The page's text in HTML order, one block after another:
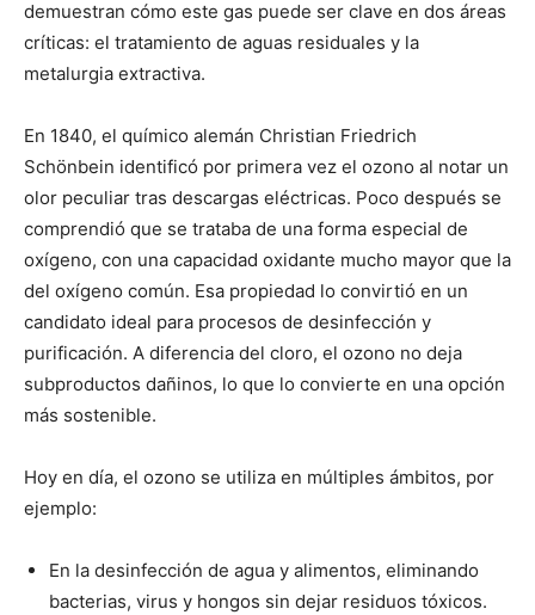
demuestran cómo este gas puede ser clave en dos áreas
críticas: el tratamiento de aguas residuales y la
metalurgia extractiva.
En 1840, el químico alemán Christian Friedrich
Schönbein identificó por primera vez el ozono al notar un
olor peculiar tras descargas eléctricas. Poco después se
comprendió que se trataba de una forma especial de
oxígeno, con una capacidad oxidante mucho mayor que la
del oxígeno común. Esa propiedad lo convirtió en un
candidato ideal para procesos de desinfección y
purificación. A diferencia del cloro, el ozono no deja
subproductos dañinos, lo que lo convierte en una opción
más sostenible.
Hoy en día, el ozono se utiliza en múltiples ámbitos, por
ejemplo:
En la desinfección de agua y alimentos, eliminando
bacterias, virus y hongos sin dejar residuos tóxicos.